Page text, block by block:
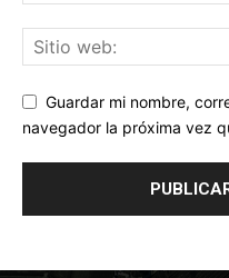
Guardar mi nombre,
navegador la próxima vez